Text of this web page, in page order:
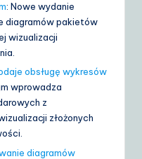
: Nowe wydanie
diagramów pakietów
wizualizacji
obsługę wykresów
wprowadza
z
złożonych
diagramów